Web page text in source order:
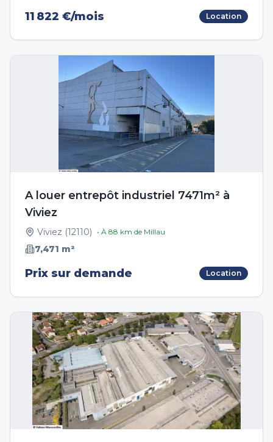
11 822 €/mois Location
A louer entrepôt industriel 7471m² à
Viviez
Viviez (12110) • À 88 km de Millau
7,471 m²
Prix sur demande Location